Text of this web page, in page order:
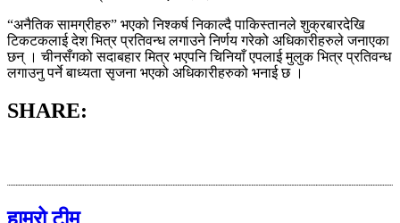
“अनैतिक सामग्रीहरु” भएको निश्कर्ष निकाल्दै पाकिस्तानले शुक्रबारदेखि
टिकटकलाई देश भित्र प्रतिवन्ध लगाउने निर्णय गरेको अधिकारीहरुले जनाएका
छन् । चीनसँगको सदाबहार मित्र भएपनि चिनियाँ एपलाई मुलुक भित्र प्रतिवन्ध
लगाउनु पर्ने बाध्यता सृजना भएको अधिकारीहरुको भनाई छ ।
SHARE: